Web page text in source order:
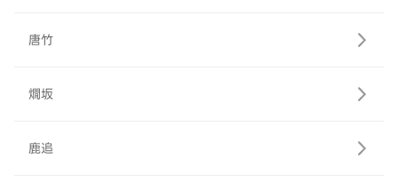
唐竹
燗坂
鹿追